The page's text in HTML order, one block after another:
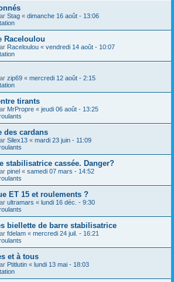
Stag « dimanche 16 août - 13:06
Raceloulou
Raceloulou « vendredi 14 août - 10:07
zip69 « mercredi 12 août - 2:15
tirants
MrPropre « jeudi 06 août - 13:25
des cardans
Silex13 « mardi 23 juin - 11:09
stabilisatrice cassée. Danger?
pinel « samedi 07 mars - 14:52
ET 15 et roulements ?
ultramars « lundi 16 déc. - 9:30
biellette de barre stabilisatrice
fdelam « mercredi 24 juil. - 16:21
et à tous
Ptitlutin « lundi 13 mai - 18:03